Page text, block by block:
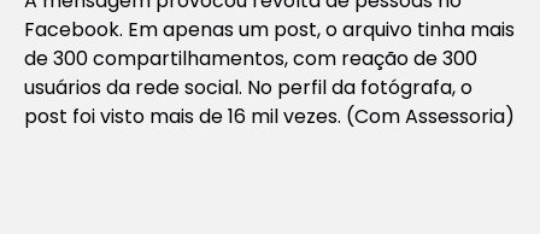
Facebook. Em apenas um post, o arquivo tinha mais
de 300 compartilhamentos, com reação de 300
usuários da rede social. No perfil da fotógrafa, o
post foi visto mais de 16 mil vezes. (Com Assessoria)